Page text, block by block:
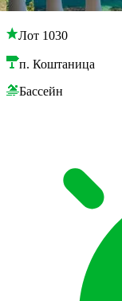
Лот 1030
п. Коштаница
Бассейн